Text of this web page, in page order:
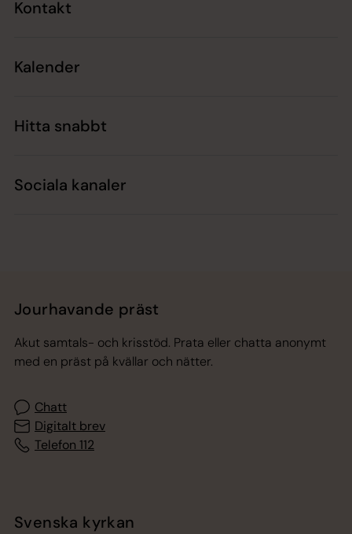
Kontakt
Kalender
Hitta snabbt
Sociala kanaler
Jourhavande präst
Akut samtals- och krisstöd. Prata eller chatta anonymt
med en präst på kvällar och nätter.
Chatt
Digitalt brev
Telefon 112
Svenska kyrkan